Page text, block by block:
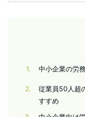
1 中小企業の労
2
従業員50人超
すすめ